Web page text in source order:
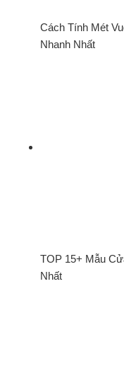
Cách Tính Mét
Nhanh Nhất
TOP 15+ Mẫu
Nhất